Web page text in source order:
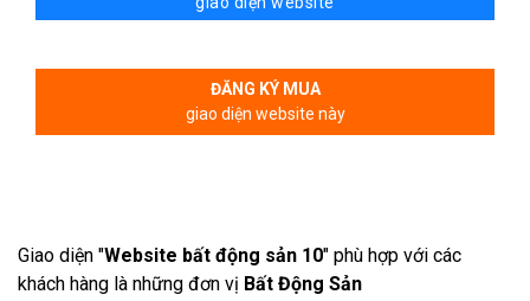
ĐĂNG KÝ MUA
giao diện website này
Giao diện "Website bất động sản 10" phù hợp với các
khách hàng là những đơn vị Bất Động Sản